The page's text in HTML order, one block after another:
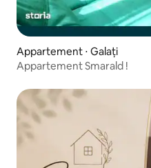
Appartement ⋅ Galați
Appartement Smarald !